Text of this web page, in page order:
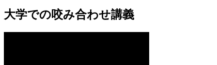
大学での咬み合わせ講義